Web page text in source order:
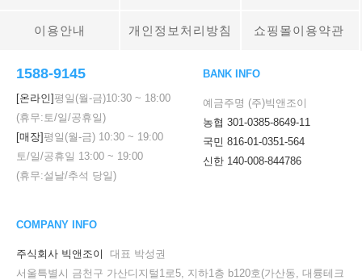
이용안내 개인정보처리방침 쇼핑몰이용약관
1588-9145
[온라인]평일(월-금)10:30 ~ 18:00
(휴무:토/일/공휴일)
[매장]평일(월-금) 10:30 ~ 19:00
토/일/공휴일 13:00 ~ 19:00
(휴무:설날/추석 당일)
BANK INFO
예금주명 (주)빅앤조이
농협 301-0385-8649-11
국민 816-01-0351-564
신한 140-008-844786
COMPANY INFO
주식회사 빅앤조이
대표 박성권
서울특별시 금천구 가산디지털1로5, 지하1층 b120호(가산동, 대륭테크